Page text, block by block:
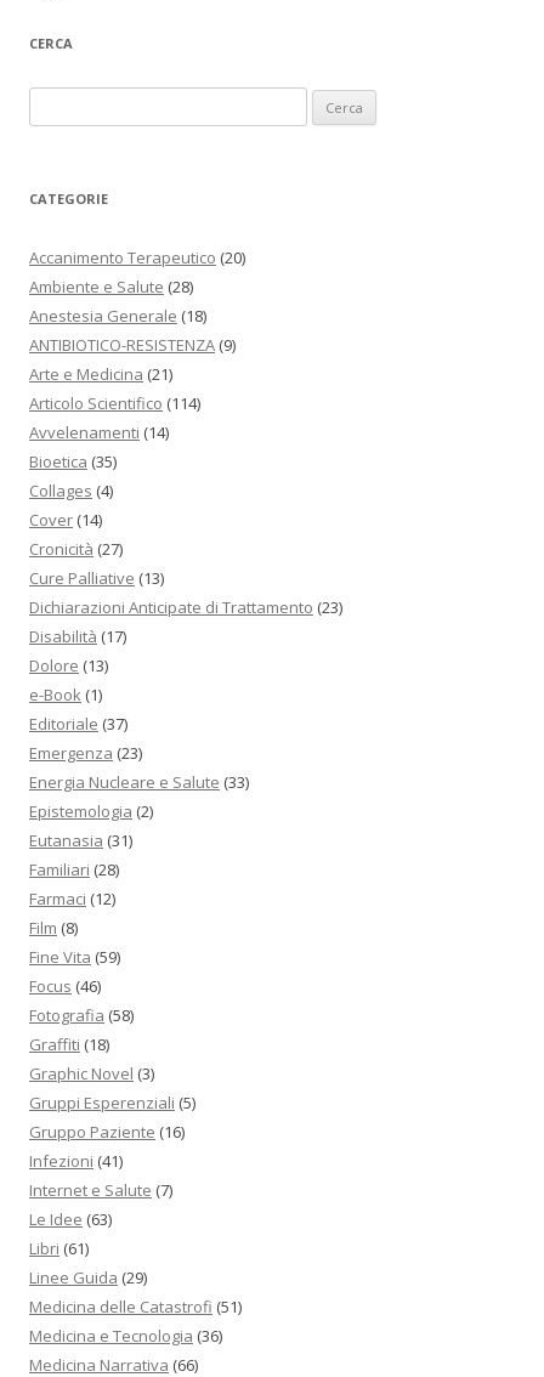
CERCA
CATEGORIE
Accanimento Terapeutico (20)
Ambiente e Salute (28)
Anestesia Generale (18)
ANTIBIOTICO-RESISTENZA (9)
Arte e Medicina (21)
Articolo Scientifico (114)
Avvelenamenti (14)
Bioetica (35)
Collages (4)
Cover (14)
Cronicità (27)
Cure Palliative (13)
Dichiarazioni Anticipate di Trattamento (23)
Disabilità (17)
Dolore (13)
e-Book (1)
Editoriale (37)
Emergenza (23)
Energia Nucleare e Salute (33)
Epistemologia (2)
Eutanasia (31)
Familiari (28)
Farmaci (12)
Film (8)
Fine Vita (59)
Focus (46)
Fotografia (58)
Graffiti (18)
Graphic Novel (3)
Gruppi Esperenziali (5)
Gruppo Paziente (16)
Infezioni (41)
Internet e Salute (7)
Le Idee (63)
Libri (61)
Linee Guida (29)
Medicina delle Catastrofi (51)
Medicina e Tecnologia (36)
Medicina Narrativa (66)